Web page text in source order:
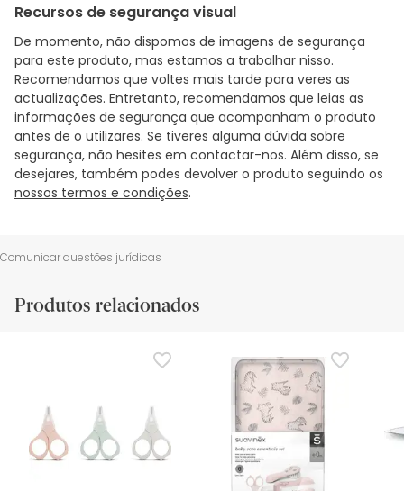
Recursos de segurança visual
De momento, não dispomos de imagens de segurança
para este produto, mas estamos a trabalhar nisso.
Recomendamos que voltes mais tarde para veres as
actualizações. Entretanto, recomendamos que leias as
informações de segurança que acompanham o produto
antes de o utilizares. Se tiveres alguma dúvida sobre
segurança, não hesites em contactar-nos. Além disso, se
desejares, também podes devolver o produto seguindo os
nossos termos e condições.
Comunicar questões jurídicas
Produtos relacionados